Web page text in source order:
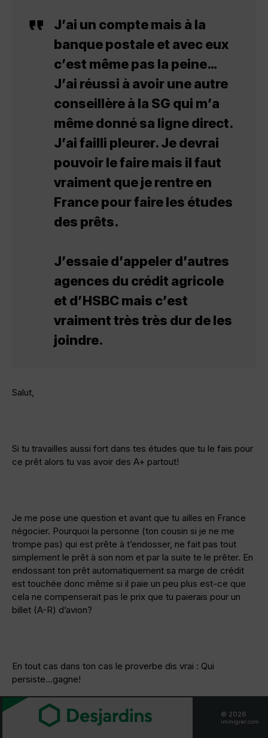
J’ai un compte mais à la
banque postale et avec eux
c’est même pas la peine…
J’ai réussi à avoir une autre
conseillère à la SG qui m’a
même donné sa ligne direct.
J’ai failli pleurer. Je devrai
pouvoir le faire mais il faut
vraiment que je rentre en
France pour faire les études
des prêts.
J’essaie d’appeler d’autres
agences du crédit agricole
et d’HSBC mais c’est
vraiment très très dur de les
joindre.
Salut,
Si tu travailles aussi fort dans tes études que tu le fais pour
ce prêt alors tu vas avoir des A+ partout!
Je me pose une question et avant que tu ailles en France
négocier. Pourquoi la personne (ton cousin si je ne me
trompe pas) qui est prête à t’endosser, ne fait pas tout
simplement le prêt à son nom et par la suite te le prêter. En
endossant ton prêt automatiquement sa marge de crédit
est touchée donc même si il paie un peu plus est-ce que
cela ne compenserait pas le prix que tu paierais pour un
billet (A-R) d’avion?
En tout cas dans ton cas le proverbe dis vrai : Qui
persiste…gagne!
———
© 2026
immigrer.com